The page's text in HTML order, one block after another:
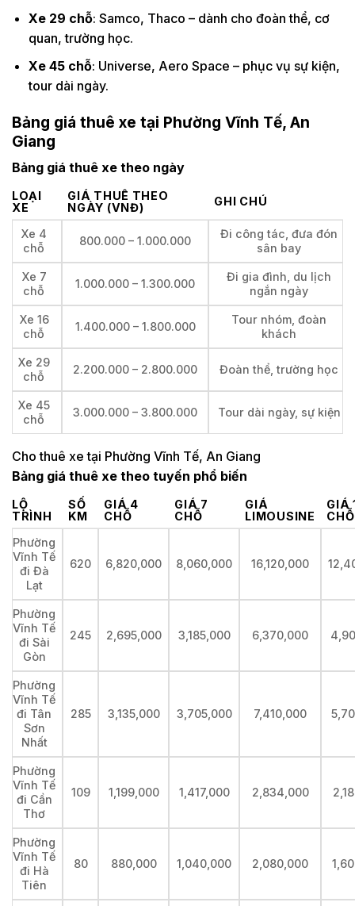
Xe 29 chỗ: Samco, Thaco – dành cho đoàn thể, cơ
quan, trường học.
Xe 45 chỗ: Universe, Aero Space – phục vụ sự kiện,
tour dài ngày.
Bảng giá thuê xe tại Phường Vĩnh Tế, An
Giang
Bảng giá thuê xe theo ngày
LOẠI
XE
GIÁ THUÊ THEO
NGÀY (VNĐ)
GHI CHÚ
Xe 4
chỗ
800.000 – 1.000.000
Đi công tác, đưa đón
sân bay
Xe 7
chỗ
1.000.000 – 1.300.000
Đi gia đình, du lịch
ngắn ngày
Xe 16
chỗ
1.400.000 – 1.800.000
Tour nhóm, đoàn
khách
Xe 29
chỗ
2.200.000 – 2.800.000 Đoàn thể, trường học
Xe 45
chỗ
3.000.000 – 3.800.000 Tour dài ngày, sự kiện
Cho thuê xe tại Phường Vĩnh Tế, An Giang
Bảng giá thuê xe theo tuyến phổ biến
LỘ
TRÌNH
SỐ
KM
GIÁ 4
CHỖ
GIÁ 7
CHỖ
GIÁ
LIMOUSINE
GIÁ
CHỖ
Phường
Vĩnh Tế
đi Đà
Lạt
620 6,820,000 8,060,000 16,120,000
Phường
Vĩnh Tế
đi Sài
Gòn
245 2,695,000 3,185,000 6,370,000
Phường
Vĩnh Tế
đi Tân
Sơn
Nhất
285 3,135,000 3,705,000 7,410,000
Phường
Vĩnh Tế
đi Cần
Thơ
109 1,199,000 1,417,000 2,834,000
Phường
Vĩnh Tế
đi Hà
Tiên
80 880,000 1,040,000 2,080,000